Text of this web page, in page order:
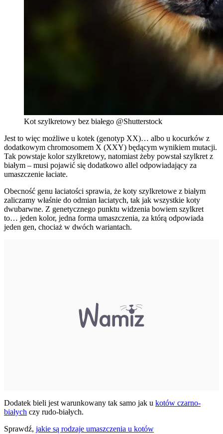
Kot szylkretowy bez białego @Shutterstock
Jest to więc możliwe u kotek (genotyp XX)… albo u kocurków z
dodatkowym chromosomem X (XXY) będącym wynikiem mutacji.
Tak powstaje kolor szylkretowy, natomiast żeby powstał szylkret z
białym – musi pojawić się dodatkowo allel odpowiadający za
umaszczenie łaciate.
Obecność genu łaciatości sprawia, że koty szylkretowe z białym
zaliczamy właśnie do odmian łaciatych, tak jak wszystkie koty
dwubarwne. Z genetycznego punktu widzenia bowiem szylkret
to… jeden kolor, jedna forma umaszczenia, za którą odpowiada
jeden gen, chociaż w dwóch wariantach.
Dodatek bieli jest warunkowany tak samo jak u kotów czarno-
białych czy rudo-białych.
Sprawdź, jakie są rodzaje umaszczenia u kotów